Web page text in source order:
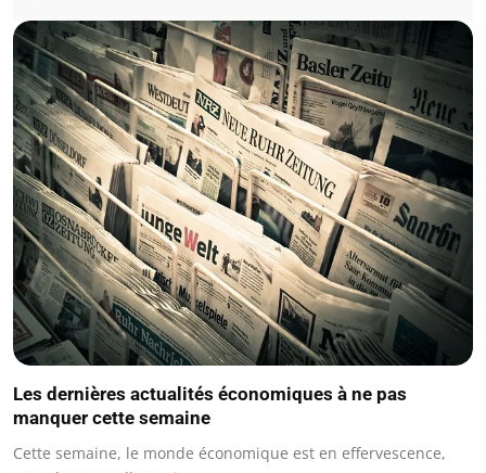
Les dernières actualités économiques à ne pas
manquer cette semaine
Cette semaine, le monde économique est en effervescence,